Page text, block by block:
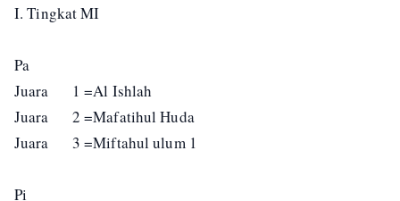
I. Tingkat MI
Pa
Juara 1 =Al Ishlah
Juara 2 =Mafatihul Huda
Juara 3 =Miftahul ulum 1
Pi